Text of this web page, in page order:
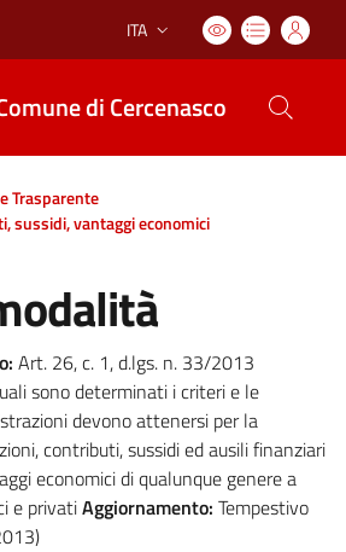
Lingua attiva:
ITA
di Cercenasco
Trasparente
sussidi, vantaggi economici
Art. 26, c. 1, d.lgs. n. 33/2013
sono determinati i criteri e le
devono attenersi per la
contributi, sussidi ed ausili finanziari
economici di qualunque genere a
e privatiAggiornamento: Tempestivo